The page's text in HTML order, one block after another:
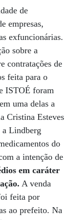
de
empresas,
exfuncionárias.
sobre a
contratações de
feita para o
ISTOÉ foram
uma delas a
Cristina Esteves
a Lindberg
do
a intenção de
em caráter
A venda
feita por
ao prefeito. Na